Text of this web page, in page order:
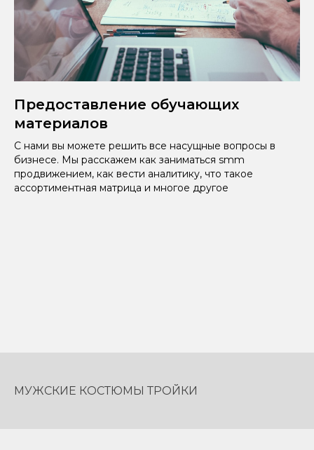
Предоставление обучающих
материалов
С нами вы можете решить все насущные вопросы в
бизнесе. Мы расскажем как заниматься smm
продвижением, как вести аналитику, что такое
ассортиментная матрица и многое другое
МУЖСКИЕ КОСТЮМЫ ТРОЙКИ